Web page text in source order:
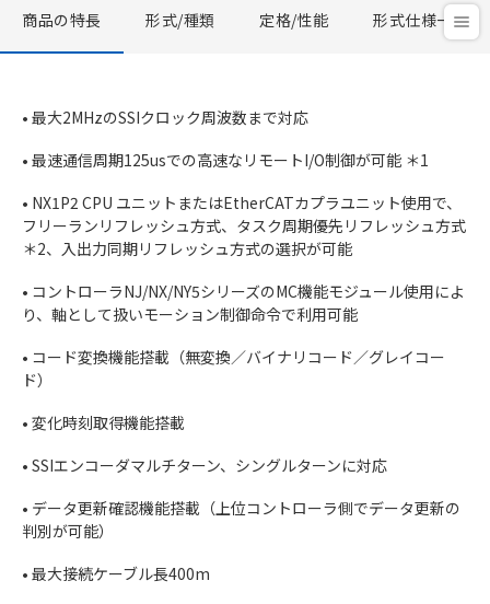
商品の特長 形式/種類 定格/性能 形式仕様一覧
• 最大2MHzのSSIクロック周波数まで対応
• 最速通信周期125usでの高速なリモートI/O制御が可能 ＊1
• NX1P2 CPU ユニットまたはEtherCATカプラユニット使用で、
フリーランリフレッシュ方式、タスク周期優先リフレッシュ方式
＊2、入出力同期リフレッシュ方式の選択が可能
• コントローラNJ/NX/NY5シリーズのMC機能モジュール使用によ
り、軸として扱いモーション制御命令で利用可能
• コード変換機能搭載（無変換／バイナリコード／グレイコー
ド）
• 変化時刻取得機能搭載
• SSIエンコーダマルチターン、シングルターンに対応
• データ更新確認機能搭載（上位コントローラ側でデータ更新の
判別が可能）
• 最大接続ケーブル長400m